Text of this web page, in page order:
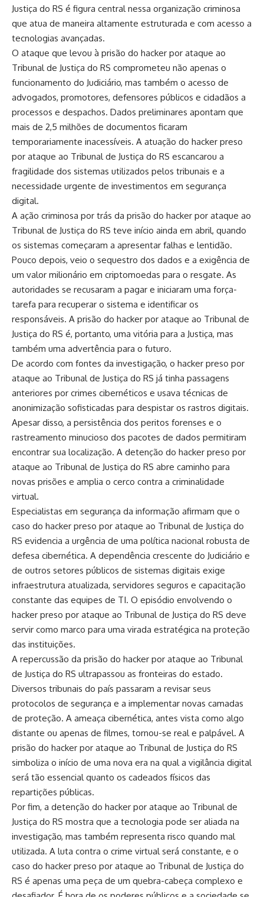
Justiça do RS é figura central nessa organização criminosa
que atua de maneira altamente estruturada e com acesso a
tecnologias avançadas.
O ataque que levou à prisão do hacker por ataque ao
Tribunal de Justiça do RS comprometeu não apenas o
funcionamento do Judiciário, mas também o acesso de
advogados, promotores, defensores públicos e cidadãos a
processos e despachos. Dados preliminares apontam que
mais de 2,5 milhões de documentos ficaram
temporariamente inacessíveis. A atuação do hacker preso
por ataque ao Tribunal de Justiça do RS escancarou a
fragilidade dos sistemas utilizados pelos tribunais e a
necessidade urgente de investimentos em segurança
digital.
A ação criminosa por trás da prisão do hacker por ataque ao
Tribunal de Justiça do RS teve início ainda em abril, quando
os sistemas começaram a apresentar falhas e lentidão.
Pouco depois, veio o sequestro dos dados e a exigência de
um valor milionário em criptomoedas para o resgate. As
autoridades se recusaram a pagar e iniciaram uma força-
tarefa para recuperar o sistema e identificar os
responsáveis. A prisão do hacker por ataque ao Tribunal de
Justiça do RS é, portanto, uma vitória para a Justiça, mas
também uma advertência para o futuro.
De acordo com fontes da investigação, o hacker preso por
ataque ao Tribunal de Justiça do RS já tinha passagens
anteriores por crimes cibernéticos e usava técnicas de
anonimização sofisticadas para despistar os rastros digitais.
Apesar disso, a persistência dos peritos forenses e o
rastreamento minucioso dos pacotes de dados permitiram
encontrar sua localização. A detenção do hacker preso por
ataque ao Tribunal de Justiça do RS abre caminho para
novas prisões e amplia o cerco contra a criminalidade
virtual.
Especialistas em segurança da informação afirmam que o
caso do hacker preso por ataque ao Tribunal de Justiça do
RS evidencia a urgência de uma política nacional robusta de
defesa cibernética. A dependência crescente do Judiciário e
de outros setores públicos de sistemas digitais exige
infraestrutura atualizada, servidores seguros e capacitação
constante das equipes de TI. O episódio envolvendo o
hacker preso por ataque ao Tribunal de Justiça do RS deve
servir como marco para uma virada estratégica na proteção
das instituições.
A repercussão da prisão do hacker por ataque ao Tribunal
de Justiça do RS ultrapassou as fronteiras do estado.
Diversos tribunais do país passaram a revisar seus
protocolos de segurança e a implementar novas camadas
de proteção. A ameaça cibernética, antes vista como algo
distante ou apenas de filmes, tornou-se real e palpável. A
prisão do hacker por ataque ao Tribunal de Justiça do RS
simboliza o início de uma nova era na qual a vigilância digital
será tão essencial quanto os cadeados físicos das
repartições públicas.
Por fim, a detenção do hacker por ataque ao Tribunal de
Justiça do RS mostra que a tecnologia pode ser aliada na
investigação, mas também representa risco quando mal
utilizada. A luta contra o crime virtual será constante, e o
caso do hacker preso por ataque ao Tribunal de Justiça do
RS é apenas uma peça de um quebra-cabeça complexo e